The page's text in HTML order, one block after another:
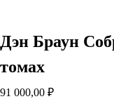
Дэн Браун
томах
91 000,00 ₽